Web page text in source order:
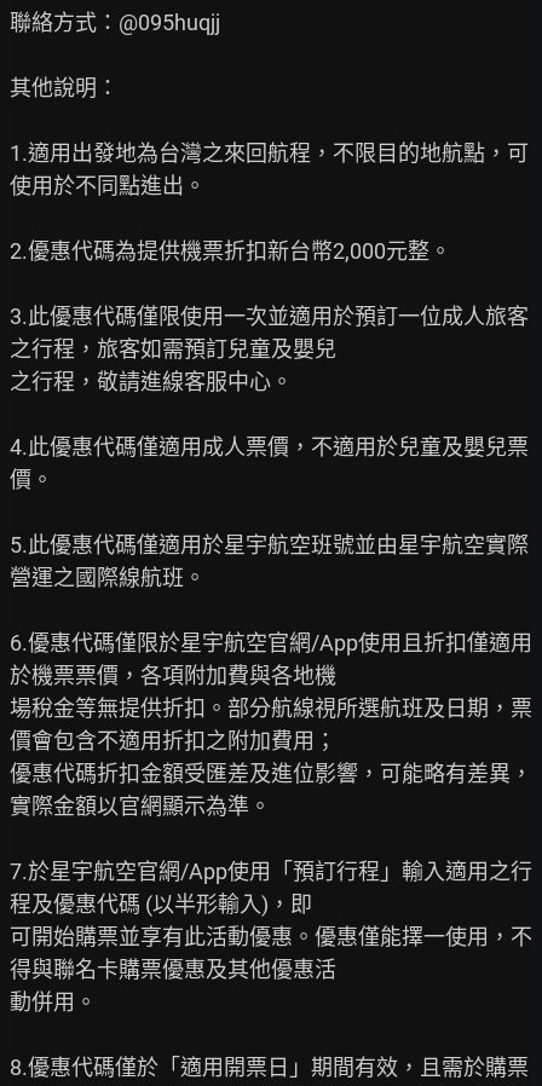
聯絡方式：@095huqjj
其他說明：
1.適用出發地為台灣之來回航程，不限目的地航點，可
使用於不同點進出。
2.優惠代碼為提供機票折扣新台幣2,000元整。
3.此優惠代碼僅限使用一次並適用於預訂一位成人旅客
之行程，旅客如需預訂兒童及嬰兒
之行程，敬請進線客服中心。
4.此優惠代碼僅適用成人票價，不適用於兒童及嬰兒票
價。
5.此優惠代碼僅適用於星宇航空班號並由星宇航空實際
營運之國際線航班。
6.優惠代碼僅限於星宇航空官網/App使用且折扣僅適用
於機票票價，各項附加費與各地機
場稅金等無提供折扣。部分航線視所選航班及日期，票
價會包含不適用折扣之附加費用；
優惠代碼折扣金額受匯差及進位影響，可能略有差異，
實際金額以官網顯示為準。
7.於星宇航空官網/App使用「預訂行程」輸入適用之行
程及優惠代碼 (以半形輸入)，即
可開始購票並享有此活動優惠。優惠僅能擇一使用，不
得與聯名卡購票優惠及其他優惠活
動併用。
8.優惠代碼僅於「適用開票日」期間有效，且需於購票